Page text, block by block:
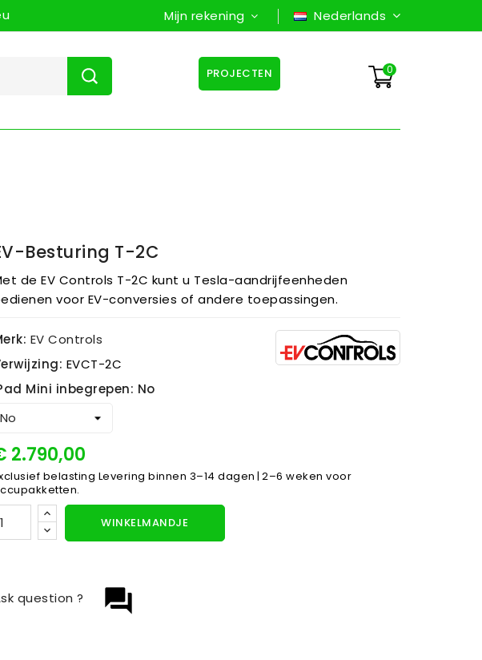
Mijn rekening Nederlands
0
PROJECTEN
Besturing T-2C
de EV Controls T-2C kunt u Tesla-aandrijfeenheden
voor EV-conversies of andere toepassingen.
EV Controls
EVCT-2C
Mini inbegrepen: No
2.790,00
belasting Levering binnen 3–14 dagen | 2–6 weken voor
WINKELMANDJE
question_answer
question ?